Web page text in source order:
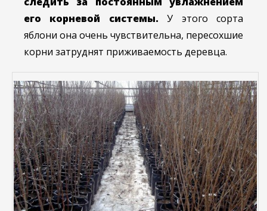
его корневой системы. У этого сорта
яблони она очень чувствительна, пересохшие
корни затруднят приживаемость деревца.